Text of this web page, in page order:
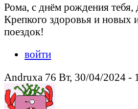
Рома, с днём рождения тебя,
Крепкого здоровья и новых
поездок!
войти
Andruxa 76 Вт, 30/04/2024 -